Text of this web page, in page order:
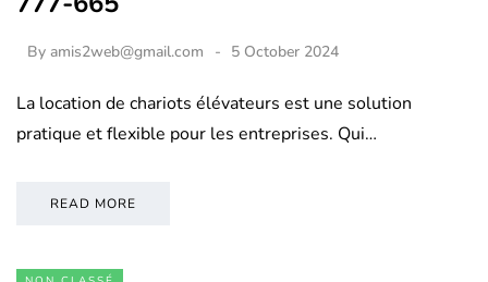
By amis2web@gmail.com 5 October 2024
La location de chariots élévateurs est une solution
pratique et flexible pour les entreprises. Qui…
READ MORE